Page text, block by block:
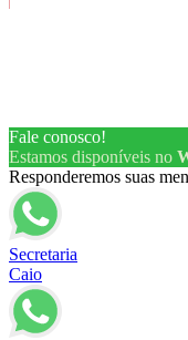
Fale conosco!
Estamos disponíveis no
Responderemos suas
Secretaria
Caio